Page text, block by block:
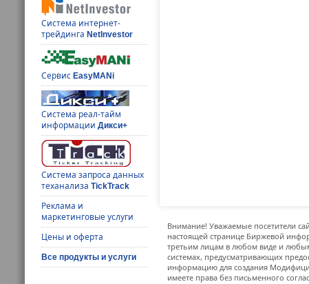
Система интернет-
трейдингаNetInvestor
СервисEasyMANi
Система реал-тайм
информацииДикси+
Система запроса данных
теханализаTickTrack
Реклама и
маркетинговые услуги
Цены и оферта
Все продукты и услуги
Внимание! Уважаемые посетители
настоящей странице Биржевой
третьим лицам в любом виде и
системах, предусматривающих
информацию для создания
имеете права без письменного